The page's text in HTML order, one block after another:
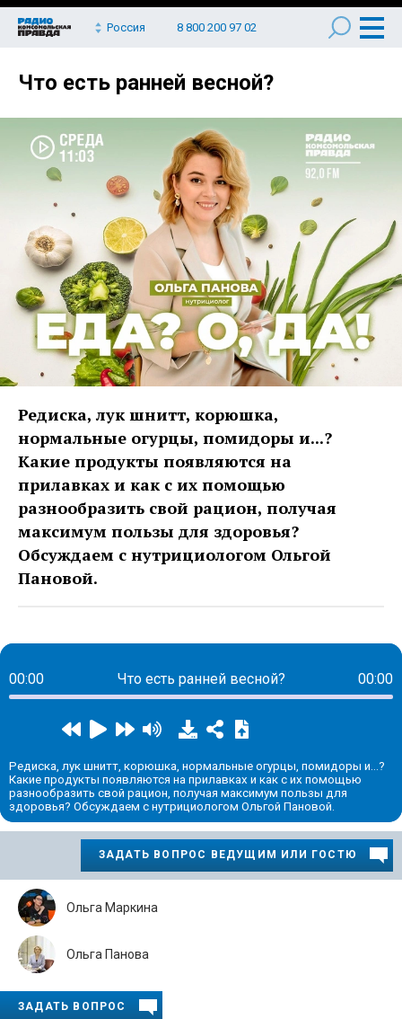
Россия 8 800 200 97 02
Что есть ранней весной?
Редиска, лук шнитт, корюшка,
нормальные огурцы, помидоры и...?
Какие продукты появляются на
прилавках и как с их помощью
разнообразить свой рацион, получая
максимум пользы для здоровья?
Обсуждаем с нутрициологом Ольгой
Пановой.
00:00 Что есть ранней весной? 00:00
Редиска, лук шнитт, корюшка, нормальные огурцы, помидоры и...?
Какие продукты появляются на прилавках и как с их помощью
разнообразить свой рацион, получая максимум пользы для
здоровья? Обсуждаем с нутрициологом Ольгой Пановой.
ЗАДАТЬ ВОПРОС ВЕДУЩИМ ИЛИ ГОСТЮ
Ольга Маркина
Ольга Панова
ЗАДАТЬ ВОПРОС